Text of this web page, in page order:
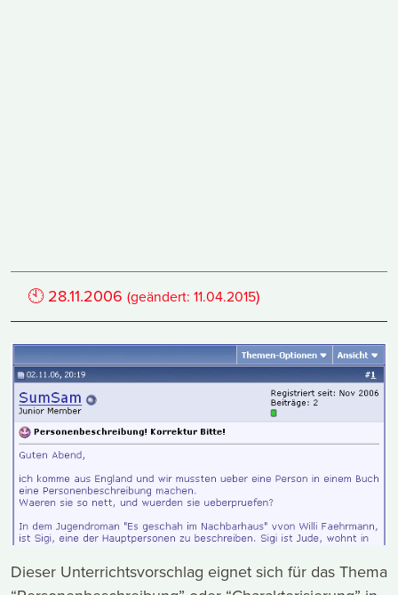
🕙 28.11.2006 (geändert:11.04.2015)
Dieser Unterrichtsvorschlag eignet sich für das Thema